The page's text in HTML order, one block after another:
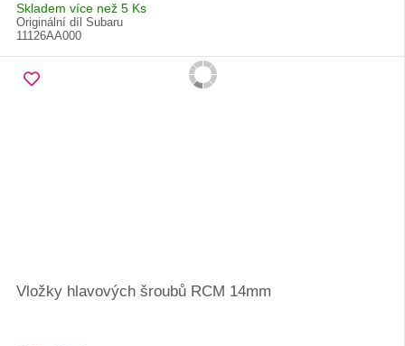
Skladem více než 5 Ks
Originální díl Subaru
11126AA000
Vložky hlavových šroubů RCM 14mm